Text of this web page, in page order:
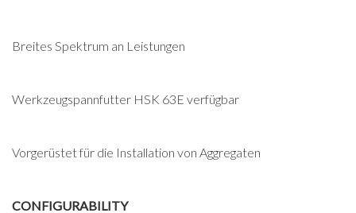
Breites Spektrum an Leistungen
Werkzeugspannfutter HSK 63E verfügbar
Vorgerüstet für die Installation von Aggregaten
CONFIGURABILITY